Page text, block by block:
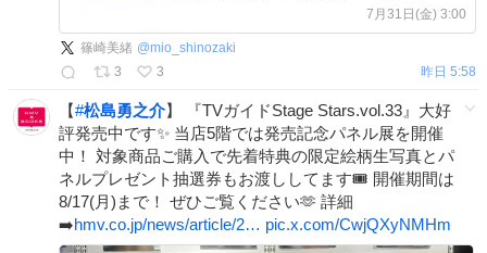
川優希 #北園涼 × #大平峻也 #spi × #塩
田一期 #安藤夢叶 × #今井俊斗 #明石
陸 #菊池修司 #大友至恩 #松原凛
7月31日(金) 3:00
篠崎美緒 @mio_shinozaki
3
3 昨日 5:58
【#松島勇之介】 『TVガイドStage Stars.vol.33』大好
評発売中です✨ 当店5階では発売記念パネル展を開催
中！ 対象商品ご購入で先着特典の限定絵柄生写真とパ
ネルプレゼント抽選券もお渡ししてます🎟️ 開催期間は
8/17(月)まで！ ぜひご覧ください🫶 詳細
➡️hmv.co.jp/news/article/2… pic.x.com/CwjQXyNMHm